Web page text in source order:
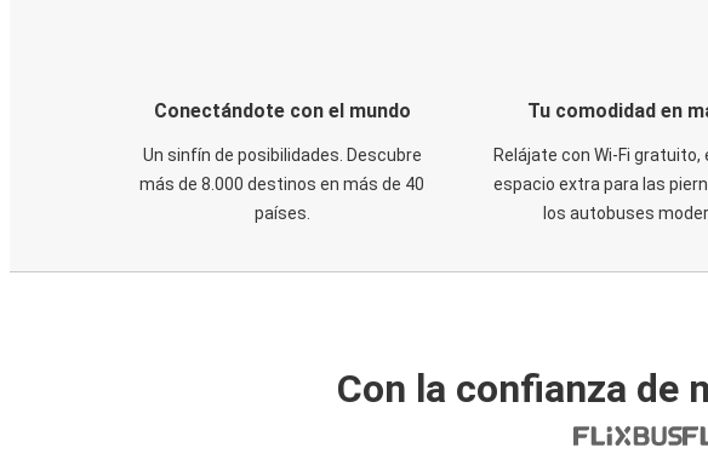
Conectándote con el mundo
Un sinfín de posibilidades. Descubre
más de 8.000 destinos en más de 40
países.
Tu comodidad en
Relájate con Wi-Fi
espacio extra para las
los autobuses
Con la confianza de